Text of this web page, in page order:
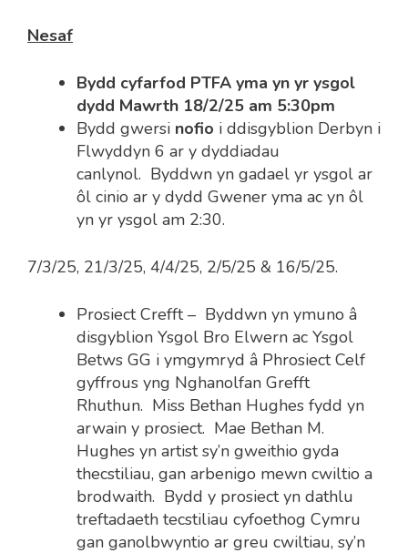
Nesaf
Bydd cyfarfod PTFA yma yn yr ysgol
dydd Mawrth 18/2/25 am 5:30pm
Bydd gwersi nofio i ddisgyblion Derbyn i
Flwyddyn 6 ar y dyddiadau
canlynol. Byddwn yn gadael yr ysgol ar
ôl cinio ar y dydd Gwener yma ac yn ôl
yn yr ysgol am 2:30.
7/3/25, 21/3/25, 4/4/25, 2/5/25 & 16/5/25.
Prosiect Crefft – Byddwn yn ymuno â
disgyblion Ysgol Bro Elwern ac Ysgol
Betws GG i ymgymryd â Phrosiect Celf
gyffrous yng Nghanolfan Grefft
Rhuthun. Miss Bethan Hughes fydd yn
arwain y prosiect. Mae Bethan M.
Hughes yn artist sy’n gweithio gyda
thecstiliau, gan arbenigo mewn cwiltio a
brodwaith. Bydd y prosiect yn dathlu
treftadaeth tecstiliau cyfoethog Cymru
gan ganolbwyntio ar greu cwiltiau, sy’n